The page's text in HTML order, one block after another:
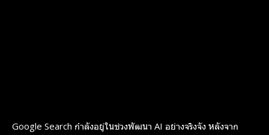
Google Search กำลังอยู่ในช่วงพัฒนา AI อย่างจริงจัง หลังจาก